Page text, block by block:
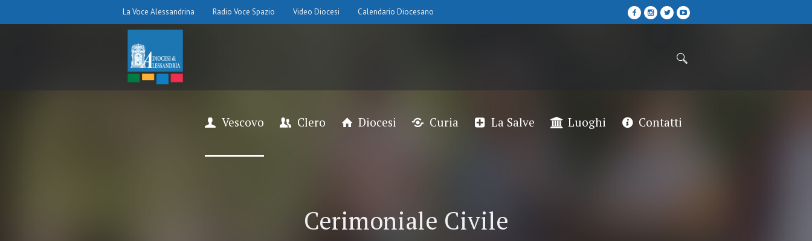
La Voce Alessandrina Radio Voce Spazio Video Diocesi Calendario Diocesano
Vescovo Clero Diocesi Curia La Salve Luoghi Contatti
Cerimoniale Civile